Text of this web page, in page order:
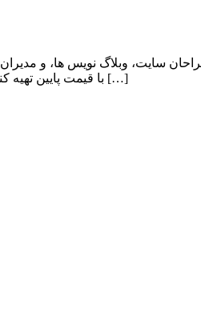
سایت، وبلاگ نویس ها، و
با قیمت پایین تهیه کنند. پارسه دو با اشراف کامل به این نیاز کاربران، اقدام به ایجاد هاست ارزان و […]